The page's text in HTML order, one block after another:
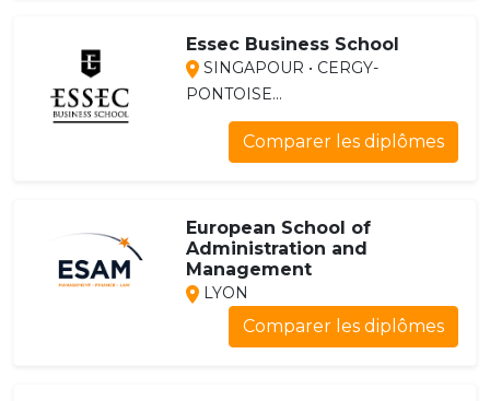
Essec Business School
SINGAPOUR • CERGY-
PONTOISE...
Comparer les diplômes
European School of
Administration and
Management
LYON
Comparer les diplômes